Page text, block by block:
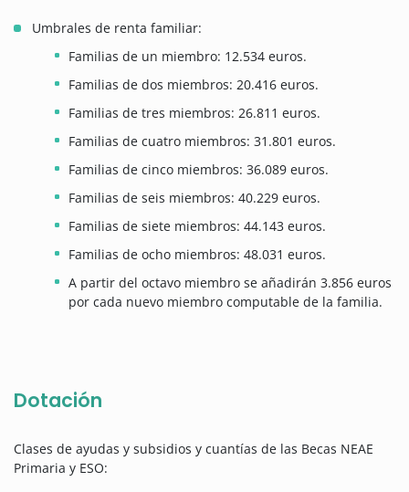
Umbrales de renta familiar:
Familias de un miembro: 12.534 euros.
Familias de dos miembros: 20.416 euros.
Familias de tres miembros: 26.811 euros.
Familias de cuatro miembros: 31.801 euros.
Familias de cinco miembros: 36.089 euros.
Familias de seis miembros: 40.229 euros.
Familias de siete miembros: 44.143 euros.
Familias de ocho miembros: 48.031 euros.
A partir del octavo miembro se añadirán 3.856 euros
por cada nuevo miembro computable de la familia.
Dotación
Clases de ayudas y subsidios y cuantías de las Becas NEAE
Primaria y ESO: